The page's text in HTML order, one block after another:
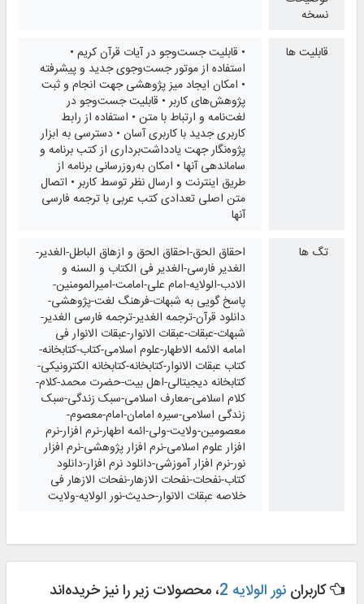
نسخه
قابلیت ها
• قابلیت جست‌وجو در آیات قرآن کریم •
استفاده از موتور جست‌وجوی جدید و پیشرفته
• امکان ایجاد میز پژوهشی جهت انجام و ثبت
پژوهش‌های کاربر • قابليت جست‌وجو در
لغت‌نامه و ارتباط با متن • استفاده از رابط
کاربری جديد با کاربری آسان • دسترسی به ابزار
پژوه‌نگار جهت یادداشت‌برداری از کتب برنامه و
ساماندهی آنها • امکان به‌روزرسانی برنامه از
طریق اینترنت و ارسال نظر توسط کاربر • اتصال
متن اصلی تعدادی کتب عربی با ترجمه فارسی
آنها
تگ ها
احقاق الحق-احقاق الحق و ازهاق الباطل-الغدیر-
الغدیر فارسی-الغدیر فی الکتاب و السنه و
الادب-الولایه-امام علی-امامت-امیرالمومنین-
پاسخ گویی به شبهات-فرهنگ لغت-پژوهشی-
دانلود قرآن-ترجمه الغدیر-ترجمه فارسی الغدیر-
شبهات-عبقات-عبقات الانوار-عبقات الانوار فی
امامه الائمه الاطهار-علوم اسلامی-کتاب-کتابخانه-
کتاب عبقات الانوار-کتابخانه-کتابخانه الکترونیکی-
کتابخانه دیجیتالی-اهل بیت-حضرت محمد-کلام-
کلام اسلامی-معارف اسلامی-سبک زندگی-سبک
زندگی اسلامی-سیره امامان-امام-معصوم-
معصومین-ولایت-ولی-ائمه اطهار-نرم افزار-نرم
افزار علوم اسلامی-نرم افزار پژوهشی-نرم افزار
نور-نرم افزار آموزشی-دانلود نرم افزار-دانلود
کتاب-نفحات-نفحات الازهار-نفحات الازهار فی
خلاصه عبقات الانوار-حدیث-نور الولایه-ولایت
کاربران نور الولایه 2 ، محصولات زیر را نیز خریده‌اند